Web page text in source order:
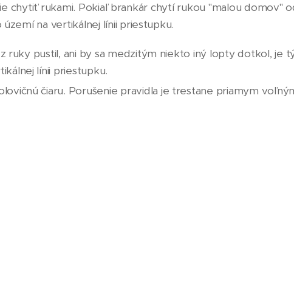
chytiť rukami. Pokiaľ brankár chytí rukou "malou domov"
na vertikálnej línii priestupku.
ruky pustil, ani by sa medzitým niekto iný lopty dotkol, je
línii priestupku.
čiaru. Porušenie pravidla je trestane priamym